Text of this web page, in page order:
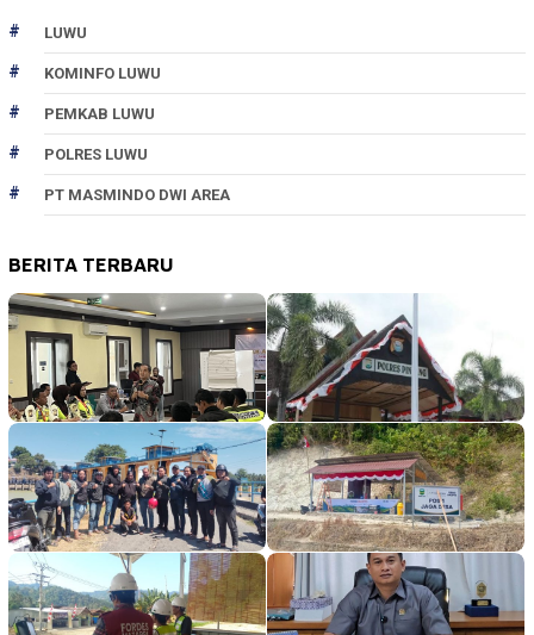
LUWU
KOMINFO LUWU
PEMKAB LUWU
POLRES LUWU
PT MASMINDO DWI AREA
BERITA TERBARU